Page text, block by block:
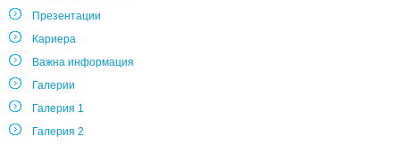
Презентации
Кариера
Важна информация
Галерии
Галерия 1
Галерия 2